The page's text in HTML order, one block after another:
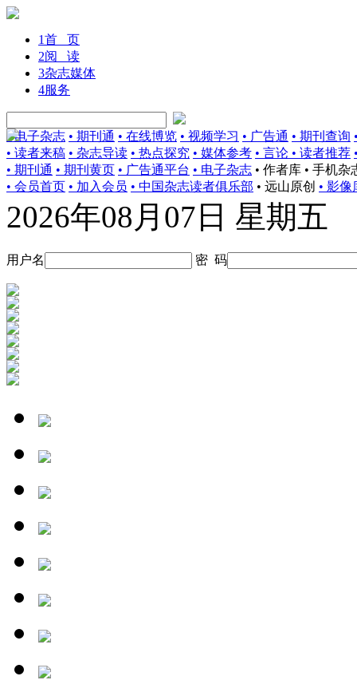
1首 页
2阅 读
3杂志媒体
4服务
• 电子杂志 • 期刊通 • 在线博览 • 视频学习 • 广告通 • 期刊查询
• 读者来稿 • 杂志导读 • 热点探究 • 媒体参考 • 言论 • 读者推荐
• 期刊通 • 期刊黄页 • 广告通平台 • 电子杂志 • 作者库 • 手机杂
• 会员首页 • 加入会员 • 中国杂志读者俱乐部 • 远山原创 • 影像
2026年08月07日 星期五
用户名 密 码